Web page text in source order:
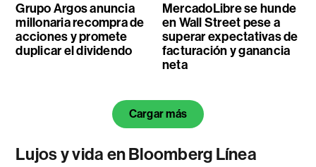
Grupo Argos anuncia
millonaria recompra de
acciones y promete
duplicar el dividendo
MercadoLibre se hunde
en Wall Street pese a
superar expectativas de
facturación y ganancia
neta
Cargar más
Lujos y vida en Bloomberg Línea